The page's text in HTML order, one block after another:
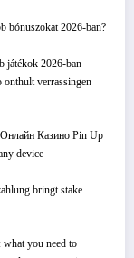
bónuszokat 2026-ban?
játékok 2026-ban
onthult verrassingen
Казино Pin Up
device
bringt stake
you need to